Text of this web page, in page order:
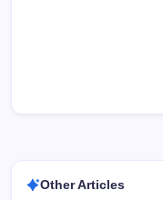
Other Articles